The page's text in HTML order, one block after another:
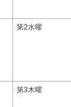
第2水曜
第3木曜